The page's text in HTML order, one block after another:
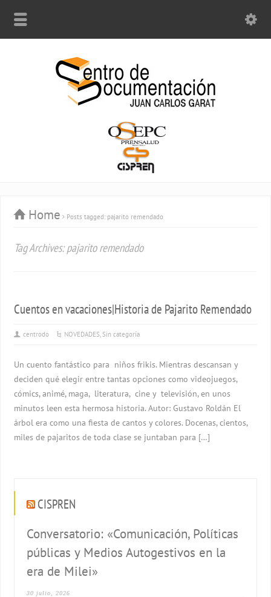
Home Posts tagged: pajarito remendado
Tag Archives: pajarito remendado
Cuentos en vacaciones|Historia de Pajarito Remendado
centrodo NOVEDADES,Sin categoría
Un cuento fantástico para niños frikis. Mientras descansan y
deciden qué elegir entre tantas opciones como videojuegos,
cómics, animé, maga, literatura, cine y televisión, en unos
minutos leen esta hermosa historia. Autor: Gustavo Roldán El
árbol era como una fiesta de cantos y colores. Docenas, cientos,
miles de pajaritos de toda clase se juntaban para […]
CISPREN
Conversatorio: «Comunicación, Políticas
públicas y Medios Autogestivos en la
era de Milei»
30 julio, 2026